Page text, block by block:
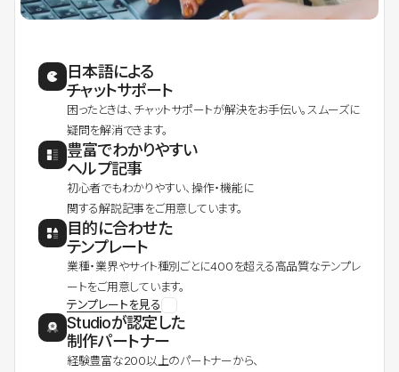
日本語による
チャットサポート
困ったときは、チャットサポートが解決をお手伝い。スムーズに
疑問を解消できます。
豊富でわかりやすい
ヘルプ記事
初心者でもわかりやすい、操作・機能に
関する解説記事をご用意しています。
目的に合わせた
テンプレート
業種・業界やサイト種別ごとに400を超える高品質なテンプレ
ートをご用意しています。
テンプレートを見る
Studioが認定した
制作パートナー
経験豊富な200以上のパートナーから、